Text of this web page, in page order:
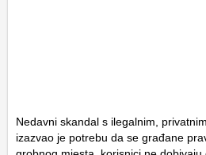
Nedavni skandal s ilegalnim,
izazvao je potrebu da se građane